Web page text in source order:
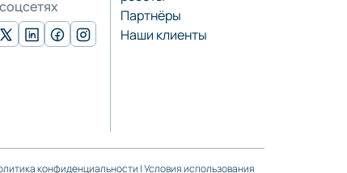
Партнёры
Наши клиенты
конфиденциальности |Условия использования